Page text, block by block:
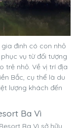
đình có con nhỏ
vụ từ đối tượng
trẻ nhỏ. Về vị trí địa
Bắc, cụ thể là du
lượng khách đến
Ba Vì
Ba Vì sở hữu